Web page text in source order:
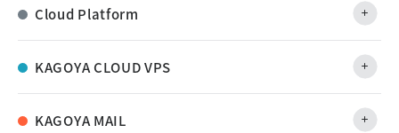
Cloud Platform
KAGOYA CLOUD VPS
KAGOYA MAIL